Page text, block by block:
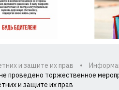
и защите их прав
проведено торжественное
и защите их прав